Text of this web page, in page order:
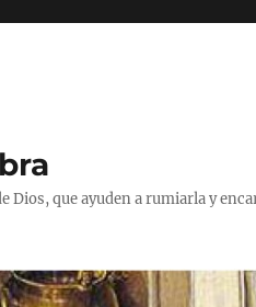
Dios, que ayuden a rumiarla y